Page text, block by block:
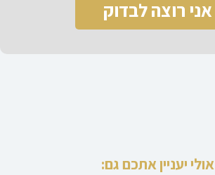
אני רוצה לבדוק
אולי יעניין אתכם גם: